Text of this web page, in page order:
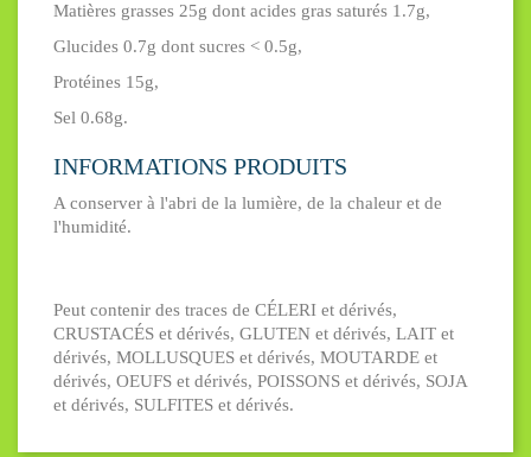
Matières grasses 25g dont acides gras saturés 1.7g,
Glucides 0.7g dont sucres < 0.5g,
Protéines 15g,
Sel 0.68g.
INFORMATIONS PRODUITS
A conserver à l'abri de la lumière, de la chaleur et de
l'humidité.
Peut contenir des traces de CÉLERI et dérivés,
CRUSTACÉS et dérivés, GLUTEN et dérivés, LAIT et
dérivés, MOLLUSQUES et dérivés, MOUTARDE et
dérivés, OEUFS et dérivés, POISSONS et dérivés, SOJA
et dérivés, SULFITES et dérivés.